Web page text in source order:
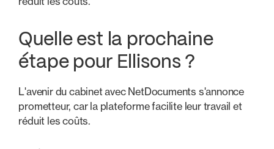
Quelle est la prochaine
étape pour Ellisons ?
L'avenir du cabinet avec NetDocuments s'annonce
prometteur, car la plateforme facilite leur travail et
réduit les coûts.